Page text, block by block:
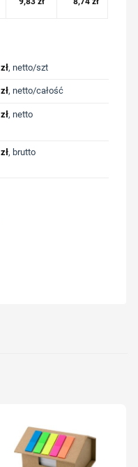
zł, netto/szt
zł, netto/całość
zł, netto
zł, brutto